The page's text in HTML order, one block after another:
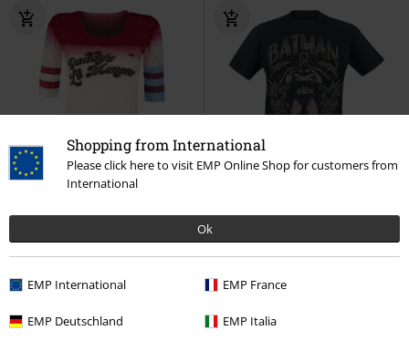
Shopping from International
Please click here to visit EMP Online Shop for customers from
International
Ok
EMP International EMP France
EMP Deutschland EMP Italia
55% DTO
Exclusivo
16,99 €
Harley Quinn - Daddy's Little
Monster
Escuadrón Suicida
Camiseta Manga Larga
16,99 €
Crusader Batman Camiseta